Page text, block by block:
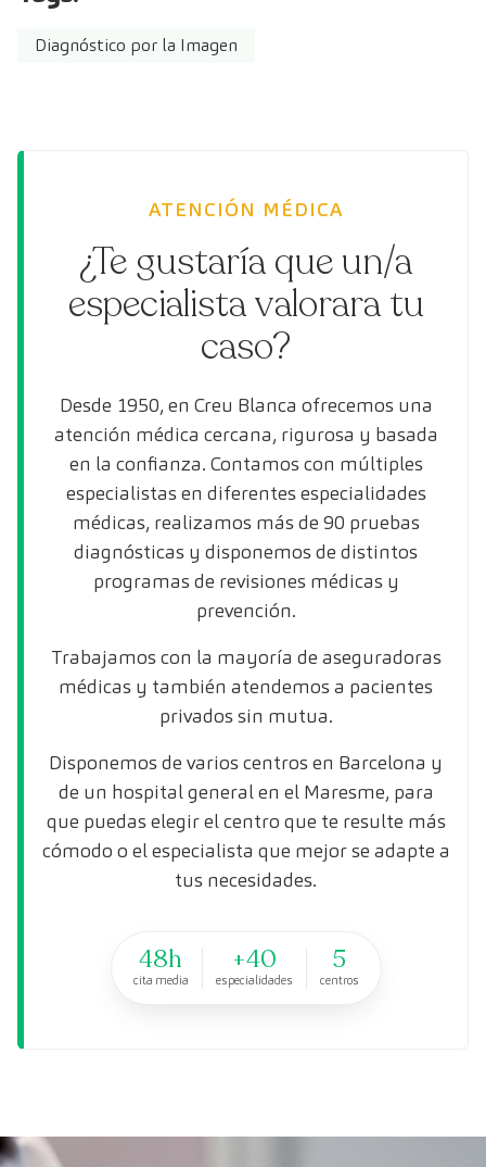
Diagnóstico por la Imagen
ATENCIÓN MÉDICA
¿Te gustaría que un/a
especialista valorara tu
caso?
Desde 1950, en Creu Blanca ofrecemos una
atención médica cercana, rigurosa y basada
en la confianza. Contamos con múltiples
especialistas en diferentes especialidades
médicas, realizamos más de 90 pruebas
diagnósticas y disponemos de distintos
programas de revisiones médicas y
prevención.
Trabajamos con la mayoría de aseguradoras
médicas y también atendemos a pacientes
privados sin mutua.
Disponemos de varios centros en Barcelona y
de un hospital general en el Maresme, para
que puedas elegir el centro que te resulte más
cómodo o el especialista que mejor se adapte a
tus necesidades.
48h
cita media
+40
especialidades
5
centros